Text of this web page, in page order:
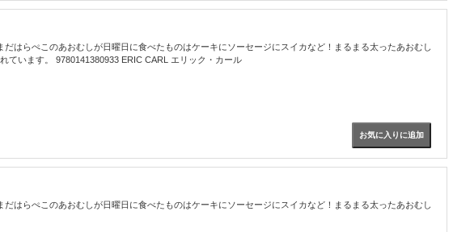
らぺこのあおむしが日曜日に食べたものはケーキにソーセージにスイカなど！まるまる太ったあおむし
ています。 9780141380933 ERIC CARL エリック・カール
らぺこのあおむしが日曜日に食べたものはケーキにソーセージにスイカなど！まるまる太ったあおむし